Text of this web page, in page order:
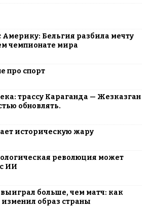
Америку: Бельгия разбила мечту
чемпионате мира
про спорт
трассу Караганда — Жезказган
обновлять.
историческую жару
революция может
ИИ
больше, чем матч: как
образ страны